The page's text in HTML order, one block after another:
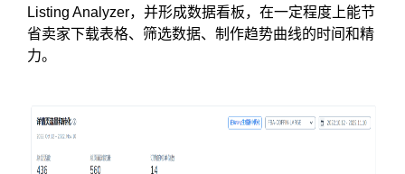
Listing Analyzer，并形成数据看板，在一定程度上能节
省卖家下载表格、筛选数据、制作趋势曲线的时间和精
力。